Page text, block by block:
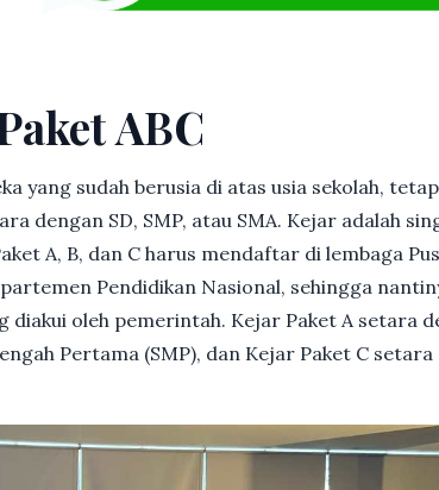
ABC
yang sudah berusia di atas usia sekolah,
dengan SD, SMP, atau SMA. Kejar adalah
A, B, dan C harus mendaftar di lembaga
Pendidikan Nasional, sehingga
oleh pemerintah. Kejar Paket A setara
Pertama (SMP), dan Kejar Paket C setara